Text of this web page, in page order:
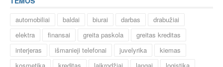
automobiliai baldai biurai darbas
drabužiai
elektra
finansai greita paskola
greitas kreditas
interjeras
išmanieji telefonai juvelyrika
kiemas